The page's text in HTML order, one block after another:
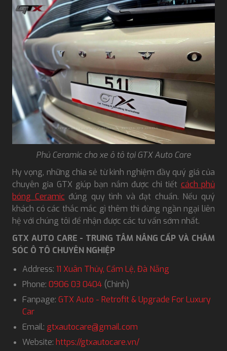
Phủ Ceramic cho xe ô tô tại GTX Auto Care
Hy vọng, những chia sẻ từ kinh nghiệm đầy quý giá của
chuyên gia GTX giúp bạn nắm được chi tiết cách phủ
bóng Ceramicđúng quy tình và đạt chuẩn. Nếu quý
khách có các thắc mắc gì thêm thì đừng ngần ngại liên
hệ với chúng tôi để nhận được các tư vấn sớm nhất.
GTX AUTO CARE - TRUNG TÂM NÂNG CẤP VÀ CHĂM
SÓC Ô TÔ CHUYÊN NGHIỆP
Address: 11 Xuân Thủy, Cẩm Lệ, Đà Nẵng
Phone: 0906 03 0404 (Chinh)
Fanpage: GTX Auto - Retrofit & Upgrade For Luxury
Car
Email: gtxautocare@gmail.com
Website: https://gtxautocare.vn/